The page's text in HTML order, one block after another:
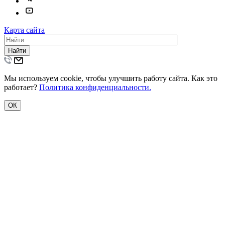
Карта сайта
Найти
Мы используем cookie, чтобы улучшить работу сайта. Как это
работает? Политика конфиденциальности.
ОК